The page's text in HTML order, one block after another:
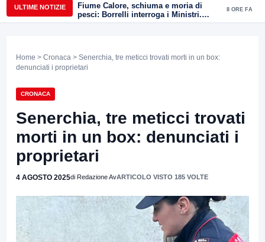
ULTIME NOTIZIE
Fiume Calore, schiuma e moria di
pesci: Borrelli interroga i Ministri.
“Benevento paga l’assenza del
8 ORE FA
Home > Cronaca > Senerchia, tre meticci trovati morti in un box:
denunciati i proprietari
CRONACA
Senerchia, tre meticci trovati
morti in un box: denunciati i
proprietari
4 AGOSTO 2025di Redazione AvARTICOLO VISTO 185 VOLTE